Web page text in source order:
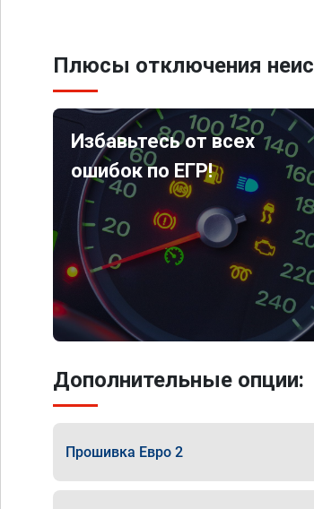
Плюсы отключения
Избавьтесь от всех
ошибок по ЕГР!
Дополнительные опции:
Прошивка Евро 2